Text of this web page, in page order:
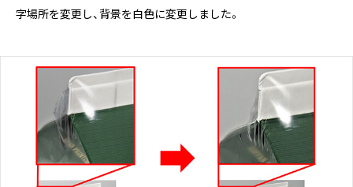
字場所を変更し、背景を白色に変更しました。